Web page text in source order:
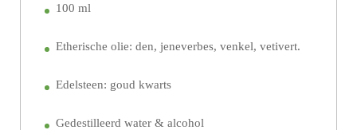
100 ml
Etherische olie: den, jeneverbes, venkel, vetivert.
Edelsteen: goud kwarts
Gedestilleerd water & alcohol